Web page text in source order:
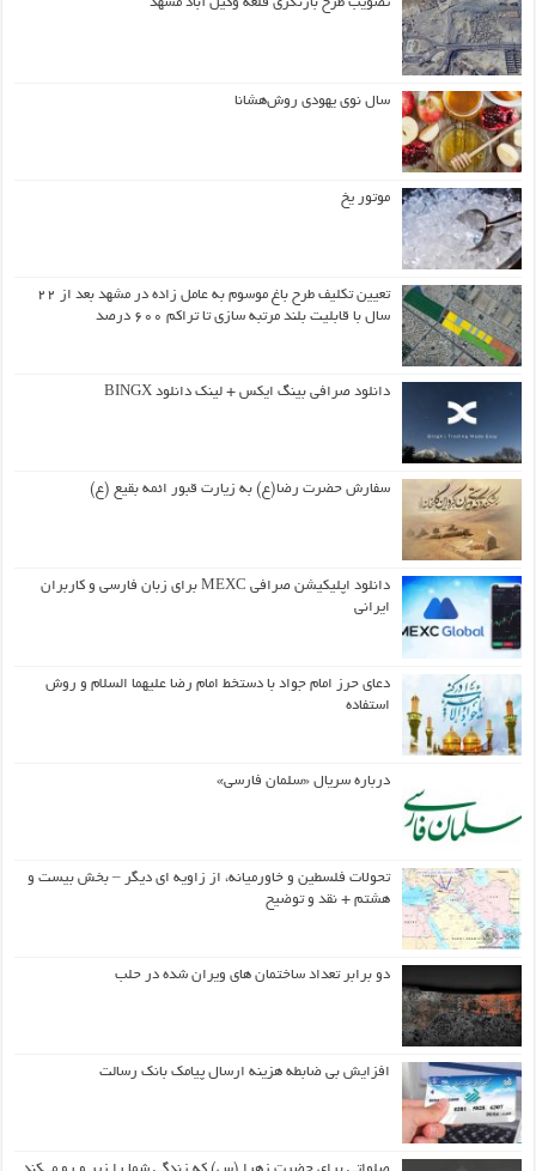
تصویب طرح بازنگری قلعه وکیل آباد مشهد
سال نوی یهودی روش‌هشانا
موتور یخ
تعیین تکلیف طرح باغ موسوم به عامل زاده در مشهد بعد از ۲۲
سال با قابلیت بلند مرتبه سازی تا تراکم ۶۰۰ درصد
دانلود صرافی بینگ ایکس + لینک دانلود BINGX
سفارش حضرت رضا(ع) به زیارت قبور ائمه بقیع (ع)
دانلود اپلیکیشن صرافی MEXC برای زبان فارسی و کاربران
ایرانی
دعای حرز امام جواد با دستخط امام رضا علیهما السلام و روش
استفاده
درباره سریال «سلمان فارسی»
تحولات فلسطین و خاورمیانه، از زاویه ای دیگر – بخش بیست و
هشتم + نقد و توضیح
دو برابر تعداد ساختمان های ویران شده در حلب
افزایش بی ضابطه هزینه ارسال پیامک بانک رسالت